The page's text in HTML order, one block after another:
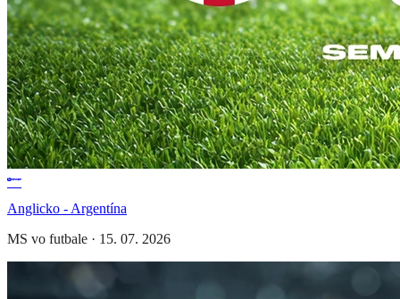
Anglicko - Argentína
MS vo futbale · 15. 07. 2026